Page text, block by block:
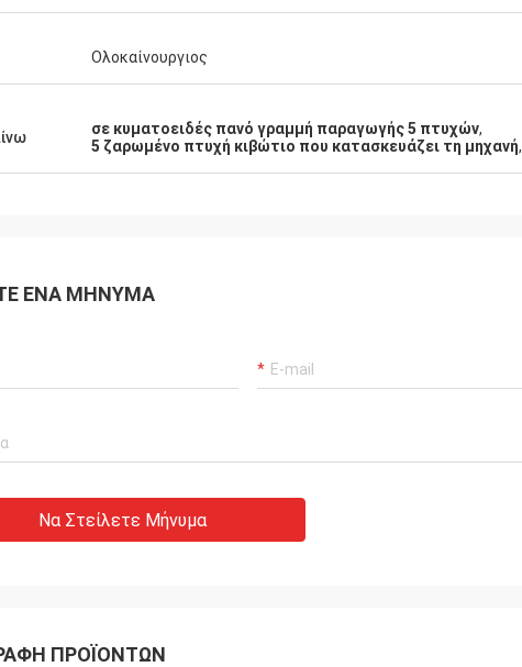
Ολοκαίνουργιος
σε κυματοειδές πανό γραμμή παραγωγής 5 πτυχών,
5 ζαρωμένο πτυχή κιβώτιο που κατασκευάζει τη μηχανή,
ΈΝΑ ΜΉΝΥΜΑ
Να Στείλετε Μήνυμα
ΠΡΟΪΌΝΤΩΝ